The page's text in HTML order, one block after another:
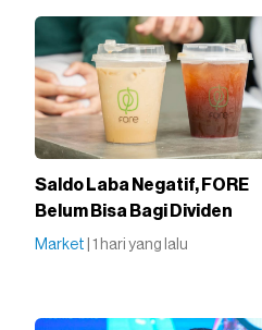
Saldo Laba Negatif, FORE
Belum Bisa Bagi Dividen
Market | 1 hari yang lalu